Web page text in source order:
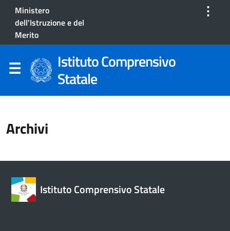
Ministero
dell'Istruzione e del
Merito
⋮
Istituto Comprensivo
Statale
Archivi
Istituto Comprensivo Statale